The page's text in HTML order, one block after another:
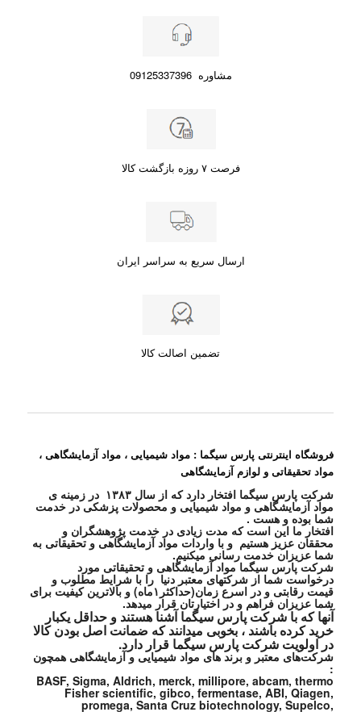
مشاوره09125337396
فرصت ۷ روزه بازگشت کالا
ارسال سریع به سراسر ایران
تضمین اصالت کالا
فروشگاه اینترنتی پارس سیگما : مواد شیمیایی ، مواد آزمایشگاهی ،
مواد تحقیقاتی و لوازم آزمایشگاهی
شرکت پارس سیگما افتخار دارد که از سال ۱۳۸۳ در زمینه ی
مواد آزمایشگاهی و مواد شیمیایی و محصولات پزشکی در خدمت
شما بوده و هست .
افتخار ما این است که مدت زیادی در خدمت پژوهشگران و
محققان عزیز هستیم و با واردات مواد آزمایشگاهی و تحقیقاتی به
شما عزیزان خدمت رسانی میکنیم.
شرکت پارس سیگما مواد آزمایشگاهی و تحقیقاتی مورد
درخواست شما از شرکتهای معتبر دنیا را با شرایط مطلوب و
قیمت رقابتی و در اسرع زمان(حداکثر۱ماه) و بالاترین کیفیت برای
شما عزیزان فراهم و در اختیارتان قرار میدهد.
آنها که با شرکت پارس سیگما آشنا هستند و حداقل یکبار
خرید کرده باشند ، بخوبی میدانند که ضمانت اصل بودن کالا
در اولویت شرکت پارس سیگما قرار دارد.
شرکت‌های معتبر و برند های مواد شیمیایی و آزمایشگاهی همچون
:
BASF, Sigma, Aldrich, merck, millipore, abcam, thermo
Fisher scientific, gibco, fermentase, ABI, Qiagen,
promega, Santa Cruz biotechnology, Supelco,